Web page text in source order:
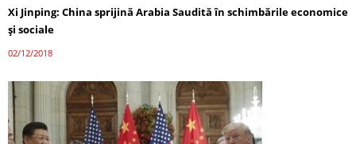
Xi Jinping: China sprijină Arabia Saudită în schimbările economice
și sociale
02/12/2018